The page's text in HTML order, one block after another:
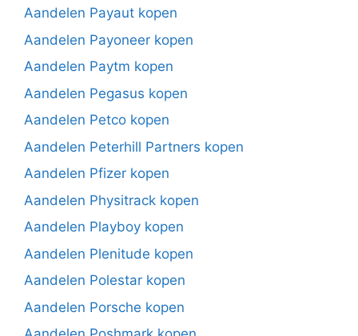
Aandelen Payaut kopen
Aandelen Payoneer kopen
Aandelen Paytm kopen
Aandelen Pegasus kopen
Aandelen Petco kopen
Aandelen Peterhill Partners kopen
Aandelen Pfizer kopen
Aandelen Physitrack kopen
Aandelen Playboy kopen
Aandelen Plenitude kopen
Aandelen Polestar kopen
Aandelen Porsche kopen